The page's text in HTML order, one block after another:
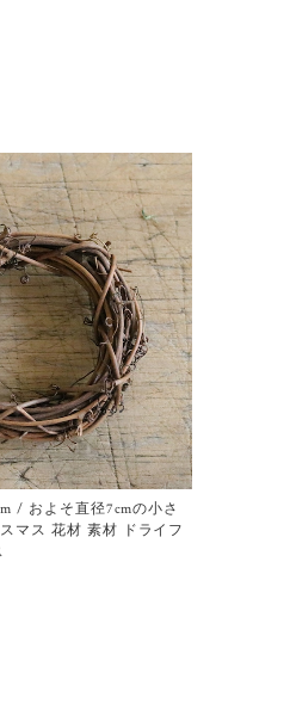
/ およそ直径7cmの小さ
マス 花材 素材 ドライフ